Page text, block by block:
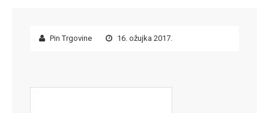
Pin Trgovine 16. ožujka 2017.